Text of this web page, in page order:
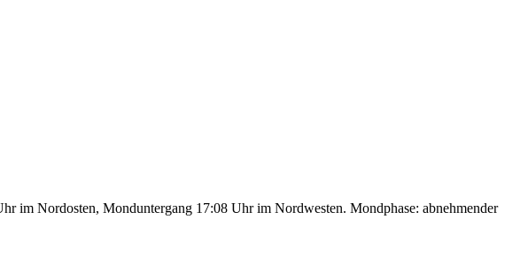
im Nordosten, Monduntergang 17:08 Uhr im Nordwesten. Mondphase: abnehmender